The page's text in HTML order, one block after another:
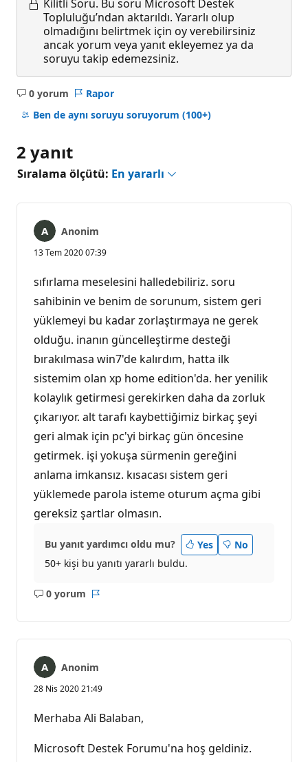
Kilitli Soru. Bu soru Microsoft Destek
Topluluğu’ndan aktarıldı. Yararlı olup
olmadığını belirtmek için oy verebilirsiniz
ancak yorum veya yanıt ekleyemez ya da
soruyu takip edemezsiniz.
0 yorum
Açıklama
yok
Rapor
Ben de aynı soruyu soruyorum (100+)
2 yanıt
Sıralama ölçütü: En yararlı
Anonim
13 Tem 2020 07:39
sıfırlama meselesini halledebiliriz. soru
sahibinin ve benim de sorunum, sistem geri
yüklemeyi bu kadar zorlaştırmaya ne gerek
olduğu. inanın güncelleştirme desteği
bırakılmasa win7'de kalırdım, hatta ilk
sistemim olan xp home edition'da. her yenilik
kolaylık getirmesi gerekirken daha da zorluk
çıkarıyor. alt tarafı kaybettiğimiz birkaç şeyi
geri almak için pc'yi birkaç gün öncesine
getirmek. işi yokuşa sürmenin gereğini
anlama imkansız. kısacası sistem geri
yüklemede parola isteme oturum açma gibi
gereksiz şartlar olmasın.
Bu yanıt yardımcı oldu mu? Yes
No
50+ kişi bu yanıtı yararlı buldu.
0 yorum
Açıklama
Anonim
28 Nis 2020 21:49
Merhaba Ali Balaban,
Microsoft Destek Forumu'na hoş geldiniz.